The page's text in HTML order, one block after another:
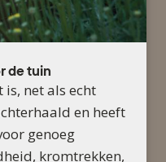
de tuin
is, net als echt
en heeft
genoeg
kromtrekken,